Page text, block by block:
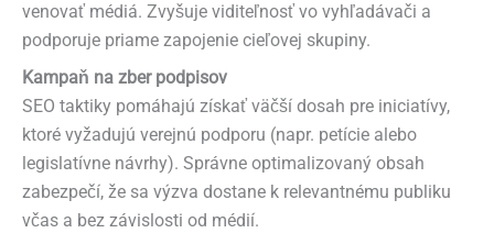
venovať médiá. Zvyšuje viditeľnosť vo vyhľadávači a
podporuje priame zapojenie cieľovej skupiny.
Kampaň na zber podpisov
SEO taktiky pomáhajú získať väčší dosah pre iniciatívy,
ktoré vyžadujú verejnú podporu (napr. petície alebo
legislatívne návrhy). Správne optimalizovaný obsah
zabezpečí, že sa výzva dostane k relevantnému publiku
včas a bez závislosti od médií.